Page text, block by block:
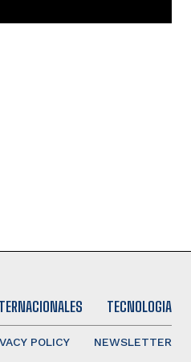
TECNOLOGIA
POLICY NEWSLETTER